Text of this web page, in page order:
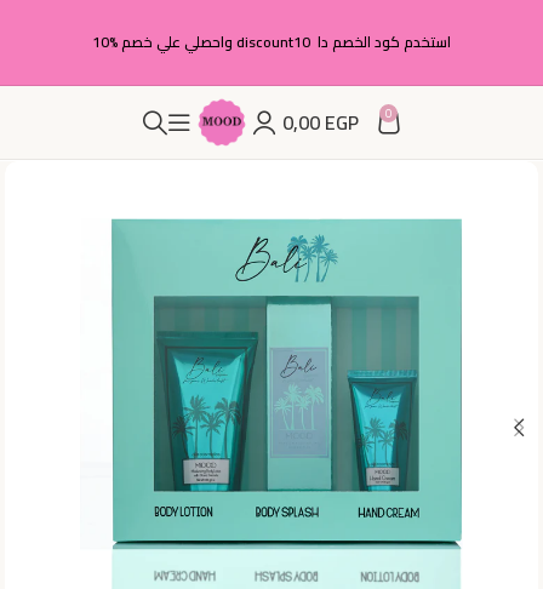
استخدم كود الخصم دا discount10 واحصلي علي خصم %10
0
0,00EGP